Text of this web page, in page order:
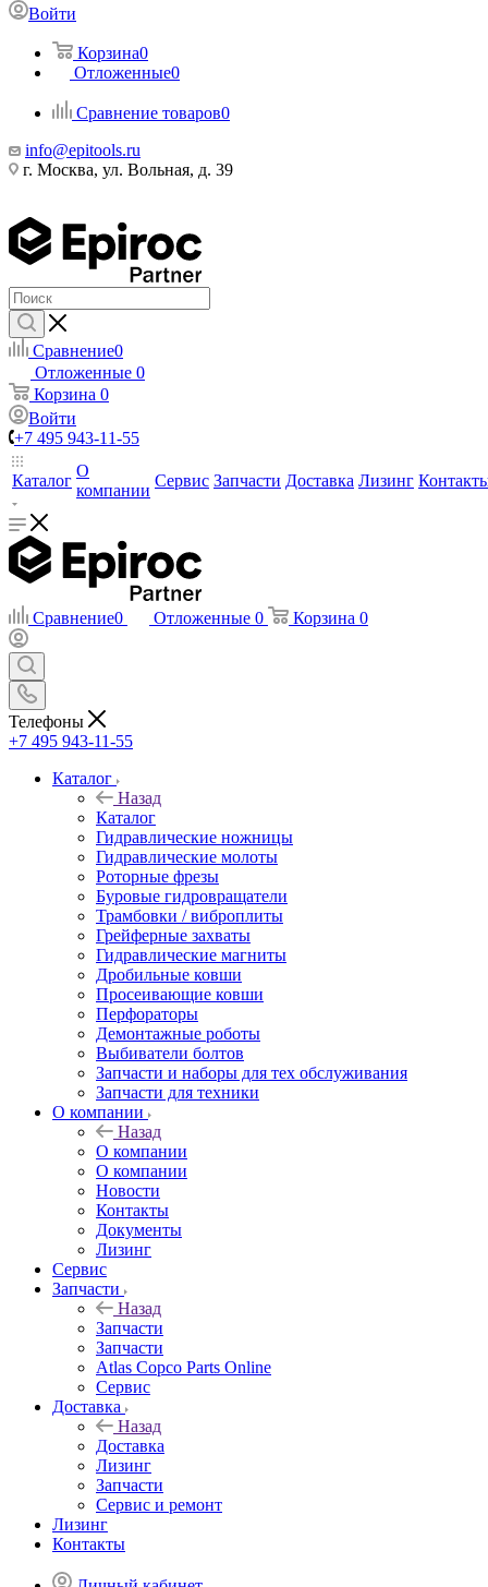
Войти
Корзина0
Отложенные0
Сравнение товаров0
info@epitools.ru
г. Москва, ул. Вольная, д. 39
Сравнение0
Отложенные 0
Корзина 0
Войти
+7 495 943-11-55
Каталог
О
компании
Сервис Запчасти Доставка Лизинг
Сравнение0 Отложенные 0 Корзина 0
Телефоны
+7 495 943-11-55
Каталог
Назад
Каталог
Гидравлические ножницы
Гидравлические молоты
Роторные фрезы
Буровые гидровращатели
Трамбовки / виброплиты
Грейферные захваты
Гидравлические магниты
Дробильные ковши
Просеивающие ковши
Перфораторы
Демонтажные роботы
Выбиватели болтов
Запчасти и наборы для тех обслуживания
Запчасти для техники
О компании
Назад
О компании
О компании
Новости
Контакты
Документы
Лизинг
Сервис
Запчасти
Назад
Запчасти
Запчасти
Atlas Copco Parts Online
Сервис
Доставка
Назад
Доставка
Лизинг
Запчасти
Сервис и ремонт
Лизинг
Контакты